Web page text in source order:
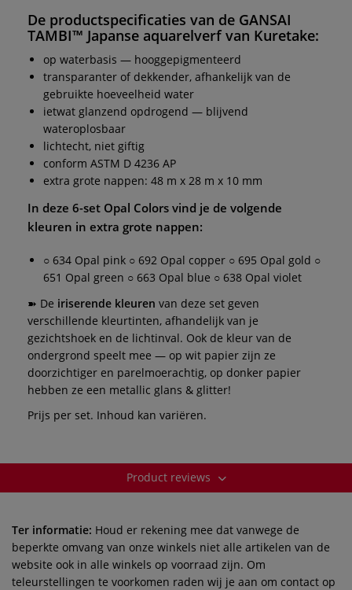
De productspecificaties van de GANSAI
TAMBI™ Japanse aquarelverf van Kuretake:
op waterbasis — hooggepigmenteerd
transparanter of dekkender, afhankelijk van de
gebruikte hoeveelheid water
ietwat glanzend opdrogend — blijvend
wateroplosbaar
lichtecht, niet giftig
conform ASTM D 4236 AP
extra grote nappen: 48 m x 28 m x 10 mm
In deze 6-set Opal Colors vind je de volgende
kleuren in extra grote nappen:
○ 634 Opal pink ○ 692 Opal copper ○ 695 Opal gold ○
651 Opal green ○ 663 Opal blue ○ 638 Opal violet
➽ De iriserende kleuren van deze set geven
verschillende kleurtinten, afhandelijk van je
gezichtshoek en de lichtinval. Ook de kleur van de
ondergrond speelt mee — op wit papier zijn ze
doorzichtiger en parelmoerachtig, op donker papier
hebben ze een metallic glans & glitter!
Prijs per set. Inhoud kan variëren.
Product reviews
Ter informatie: Houd er rekening mee dat vanwege de
beperkte omvang van onze winkels niet alle artikelen van de
website ook in alle winkels op voorraad zijn. Om
teleurstellingen te voorkomen raden wij je aan om contact op